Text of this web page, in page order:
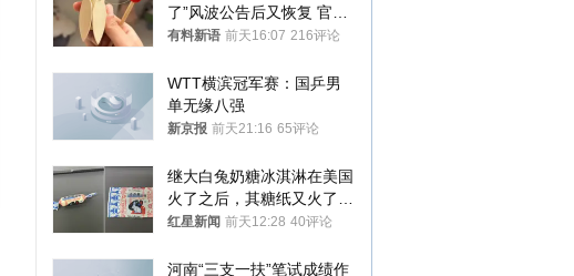
了”风波公告后又恢复 官媒
曾力挺：劝华为要大度的，
有料新语 前天16:07 216评论
WTT横滨冠军赛：国乒男
单无缘八强
新京报 前天21:16 65评论
继大白兔奶糖冰淇淋在美国
火了之后，其糖纸又火了！
海外博主盛赞：平面设计经
红星新闻 前天12:28 40评论
河南“三支一扶”笔试成绩作